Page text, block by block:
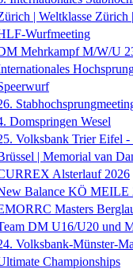
| Weltklasse
Wurfmeeting
Mehrkampf M/W/U
Domspringen Wesel
Volksbank Trier Eifel
| Memorial van
Alsterlauf 2026
Balance KÖ MEILE
Masters
DM U16/U20 und
Volksbank-Münster-
Championships